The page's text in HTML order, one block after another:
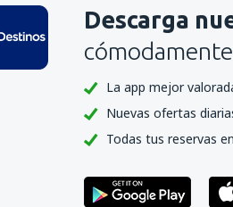
Descarga
La app mejor
Nuevas ofertas
Todas tus reservas